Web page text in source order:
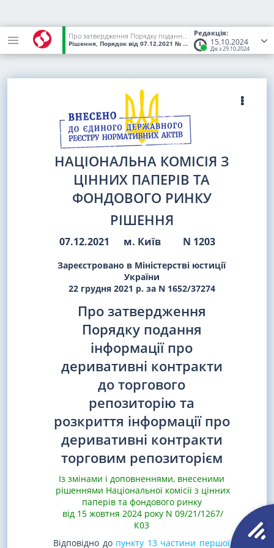
Редакція:
15.10.2024
Діє з 29.10.2024
Про затвердження Порядку подання інформації про деривативні контракти до торгового репозиторію та розкриття інформації про деривативні контракти торговим репозиторієм
Рішення, Порядок від 07.12.2021 № 1203 (Статус:Чинний)
НАЦІОНАЛЬНА КОМІСІЯ З
ЦІННИХ ПАПЕРІВ ТА
ФОНДОВОГО РИНКУ
РІШЕННЯ
07.12.2021 м. Київ N 1203
Зареєстровано в Міністерстві юстиції
України
22 грудня 2021 р. за N 1652/37274
Про затвердження
Порядку подання
інформації про
деривативні контракти
до торгового
репозиторію та
розкриття інформації про
деривативні контракти
торговим репозиторієм
Із змінами і доповненнями, внесеними
рішеннями Національної комісії з цінних
паперів та фондового ринку
від 15 жовтня 2024 року N 09/21/1267/
К03
Відповідно до пункту 13 частини першої